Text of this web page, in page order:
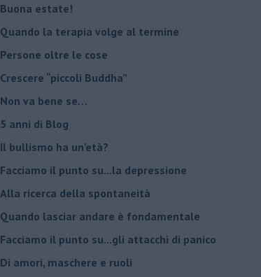
Buona estate!
​Quando la terapia volge al termine
​Persone oltre le cose
​Crescere “piccoli Buddha”
Non va bene se…
​5 anni di Blog
​Il bullismo ha un’età?
Facciamo il punto su...la depressione
​Alla ricerca della spontaneità
​Quando lasciar andare è fondamentale
Facciamo il punto su...gli attacchi di panico
Di amori, maschere e ruoli